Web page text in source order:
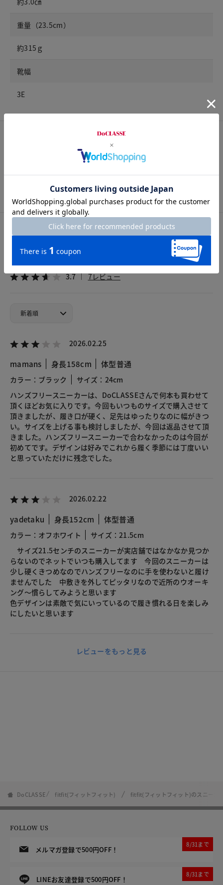
重量（23.5cm）
約315ｇ
靴幅
3E
サイズガイドは
※ご着用にあたり、重度の外反母趾の方は専門医にご相談くだ
カスタマーレビュー
総合評価
3.7 7レビュー
2026.02.25
mamans 身長158cm 体型普通
カラー：ブラック
サイズ：24cm
ハンズフリースニーカーは、DoCLASSEさんで何本も買わせて
頂くほどお気に入りです。今回もいつものサイズで購入させて
頂きましたが、履き口が硬く、足先はゆったりなのに幅がきつ
い。サイズを上げる事も検討しましたが、今回は返品させて頂
きました。ハンズフリースニーカーで合わなかったのは今回が
初めてです。デザインは好みでこれから履く季節には丁度いい
と思っていただけに残念でした。
2026.02.22
yadetaku 身長152cm 体型普通
カラー：オフホワイト
サイズ：21.5cm
サイズ21.5センチのスニーカーが実店舗ではなかなか見つか
らないのでネットでいつも購入してます 今回のスニーカーは
少し硬くきつめなのでハンズフリーなのに手を使わないと履け
ませんでした 中敷きを外してピッタリなので近所のウオーキ
ング～慣らしてみようと思います
色デザインは素敵で気にいっているので履き慣れる日を楽しみ
にしたいと思います
レビューをもっと見る
DoCLASSE fitfit(フィットフィット) fitfit(フィットフィット)のスニーカ
FOLLOW US
メルマガ登録で500円OFF！
8/31まで
LINEお友達登録で500円OFF！
8/31まで